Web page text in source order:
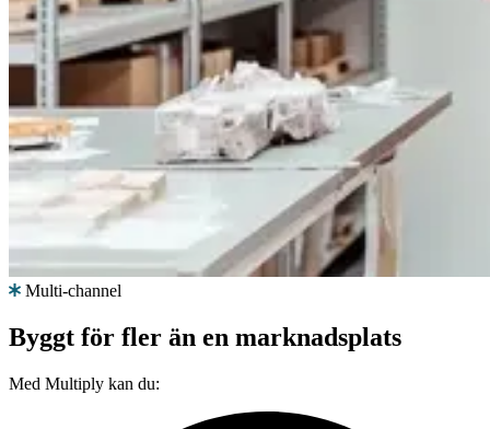
Multi-channel
Byggt för fler än en marknadsplats
Med Multiply kan du: